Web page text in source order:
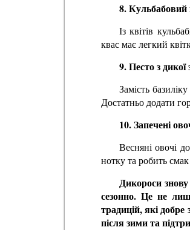
8. Кульбабовий
Із квітів
квас має легкий
9. Песто з дикої
Замість
Достатньо додати
10. Запечені
Весняні овочі
нотку та робить
Дикороси
сезонно. Це не
традицій, які
після зими та